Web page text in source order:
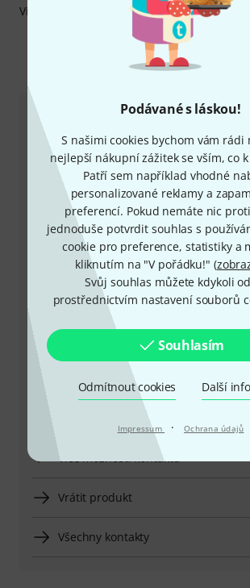
Podávané s láskou!
S našimi cookies bychom vám rádi
nejlepší nákupní zážitek se vším, co
Patří sem například vhodné
personalizované reklamy a
preferencí. Pokud nemáte nic
jednoduše potvrdit souhlas s
cookie pro preference, statistiky a
kliknutím na "V pořádku!" (
Svůj souhlas můžete kdykoli
prostřednictvím nastavení souborů
Souhlasím
Odmítnout cookies Další
Impressum · Ochrana údajů
Více informací o výrobci najdete zde:
Kontaktujte nás
+49-9546-9223-649
Máte-li jakýkoli dotaz nebo problém,
zákaznického centra jsou vždy připraveni
Mějte připraveno zákaznické číslo
Provozní doba (CEST -
Zařídit zpětné volání
Více možností kontaktu
Vrátit produkt
Všechny kontakty